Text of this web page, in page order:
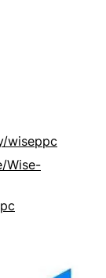
wiseppc
Wise-